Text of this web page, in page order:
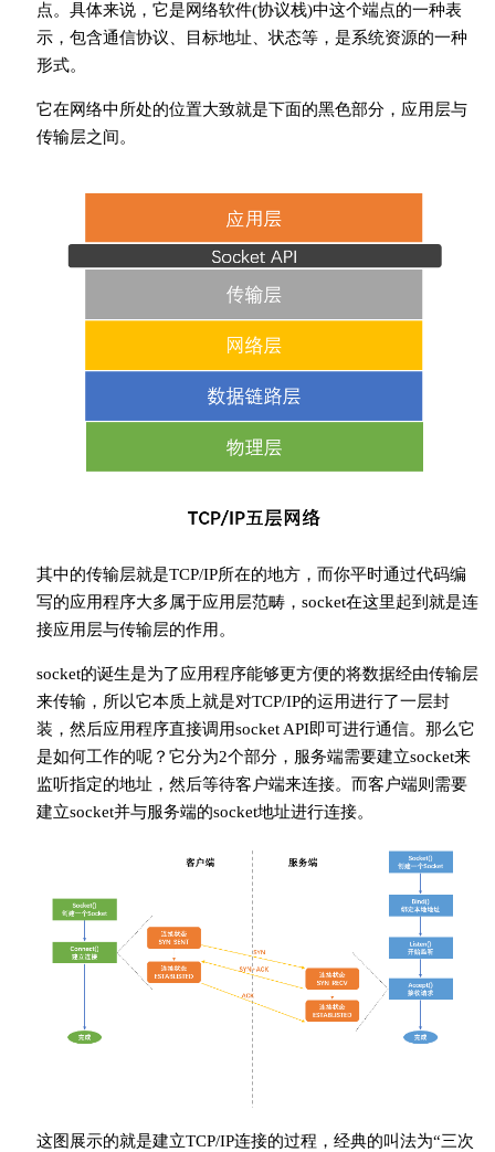
点。具体来说，它是网络软件(协议栈)中这个端点的一种表
示，包含通信协议、目标地址、状态等，是系统资源的一种
形式。
它在网络中所处的位置大致就是下面的黑色部分，应用层与
传输层之间。
其中的传输层就是TCP/IP所在的地方，而你平时通过代码编
写的应用程序大多属于应用层范畴，socket在这里起到就是连
接应用层与传输层的作用。
socket的诞生是为了应用程序能够更方便的将数据经由传输层
来传输，所以它本质上就是对TCP/IP的运用进行了一层封
装，然后应用程序直接调用socket API即可进行通信。那么它
是如何工作的呢？它分为2个部分，服务端需要建立socket来
监听指定的地址，然后等待客户端来连接。而客户端则需要
建立socket并与服务端的socket地址进行连接。
这图展示的就是建立TCP/IP连接的过程，经典的叫法为“三次